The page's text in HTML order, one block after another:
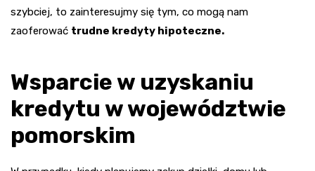
szybciej, to zainteresujmy się tym, co mogą nam
zaoferować trudne kredyty hipoteczne.
Wsparcie w uzyskaniu
kredytu w województwie
pomorskim